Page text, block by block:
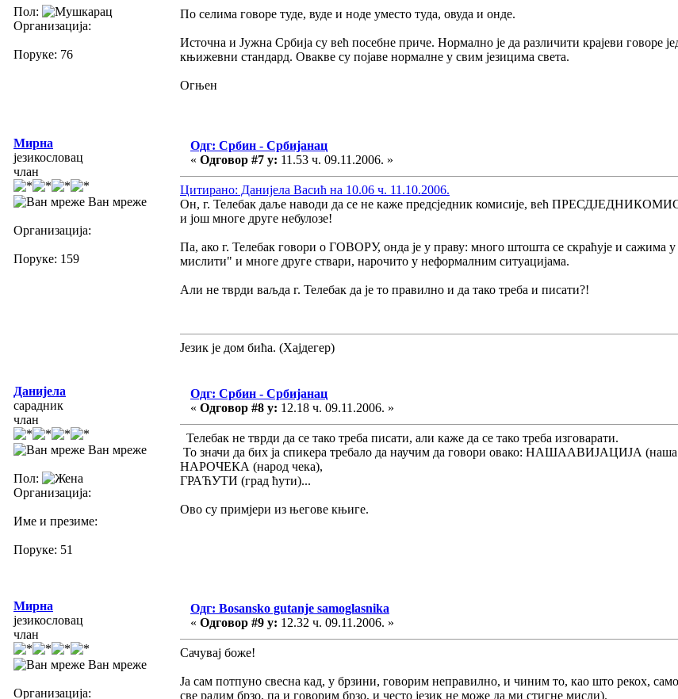
Пол:
Организација:
Поруке: 76
По селима говоре туде, вуде и ноде уместо туда, овуда и онде.
Источна и Јужна Србија су већ посебне приче. Нормално је да различити крајеви говоре
књижевни стандард. Овакве су појаве нормалне у свим језицима света.
Огњен
Мирна
језикословац
члан
Ван мреже
Организација:
Поруке: 159
Одг: Србин - Србијанац
« Одговор #7 у: 11.53 ч. 09.11.2006. »
Цитирано: Данијела Васић на 10.06 ч. 11.10.2006.
Он, г. Телебак даље наводи да се не каже предсједник комисије, већ
и још многе друге небулозе!
Па, ако г. Телебак говори о ГОВОРУ, онда је у праву: много штошта се скраћује и
мислити" и многе друге ствари, нарочито у неформалним ситуацијама.
Али не тврди ваљда г. Телебак да је то правилно и да тако треба и писати?!
Језик је дом бића. (Хајдегер)
Данијела
сарадник
члан
Ван мреже
Пол:
Организација:
Име и презиме:
Поруке: 51
Одг: Србин - Србијанац
« Одговор #8 у: 12.18 ч. 09.11.2006. »
Телебак не тврди да се тако треба писати, али каже да се тако треба изговарати.
То значи да бих ја спикера требало да научим да говори овако: НАШААВИЈАЦИЈА (наша
НАРОЧЕКА (народ чека),
ГРАЋУТИ (град ћути)...
Ово су примјери из његове књиге.
Мирна
језикословац
члан
Ван мреже
Организација:
Одг: Bosansko gutanje samoglasnika
« Одговор #9 у: 12.32 ч. 09.11.2006. »
Сачувај боже!
Ја сам потпуно свесна кад, у брзини, говорим неправилно, и чиним то, као што рекох,
све радим брзо, па и говорим брзо, и често језик не може да ми стигне мисли).